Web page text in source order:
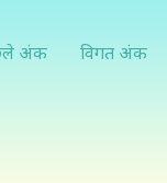
अंक विगत अंक